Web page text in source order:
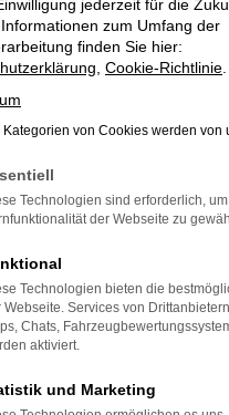
FÜR
SPORTAGE
zuverlässigen
suchen, empfehlen wir
Dieses
seine
jederzeit für die
zum Umfang der
finden Sie hier:
Cookie-Richtlinie
Kategorien von Cookies werden von
Technologien sind erforderlich,
der Webseite zu
Technologien bieten die
Webseite. Services von
Chats,
aktiviert.
und Marketing